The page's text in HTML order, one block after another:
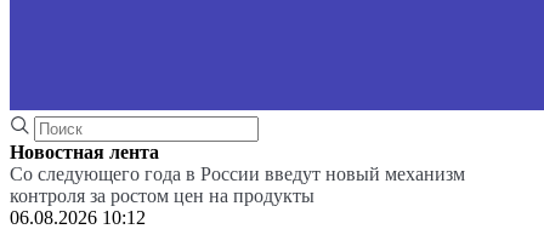
Новостная лента
Со следующего года в России введут новый механизм
контроля за ростом цен на продукты
06.08.2026 10:12